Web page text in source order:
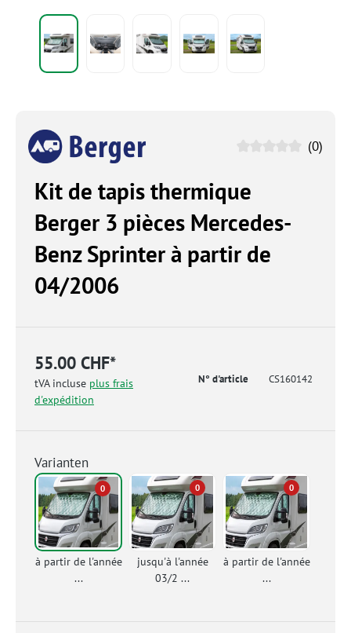
(0)
Kit de tapis thermique
Berger 3 pièces Mercedes-
Benz Sprinter à partir de
04/2006
55.00 CHF*
tVA incluse plus frais
d'expédition
N° d'article CS160142
Varianten
0
à partir de l'année
...
0
jusqu'à l'année
03/2 ...
0
à partir de l'année
...